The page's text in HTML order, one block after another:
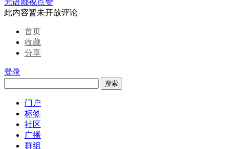
无语鄙视点赞
此内容暂未开放评论
首页
收藏
分享
登录
搜索
门户
标签
社区
广播
群组